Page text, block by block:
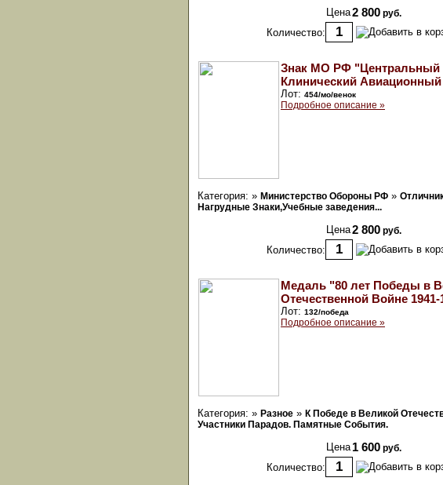
Цена2 800 руб.
Количество:
Знак МО РФ
Клинический Авиационный
Лот: 454/мо/венок
Подробное описание »
Категория: » Министерство Обороны РФ »
Нагрудные Знаки,Учебные заведения...
Цена2 800 руб.
Количество:
Медаль "80 лет Победы в
Отечественной Войне 1941-
Лот: 132/победа
Подробное описание »
Категория: » Разное » К Победе в Великой
Участники Парадов. Памятные События.
Цена 1 600 руб.
Количество: